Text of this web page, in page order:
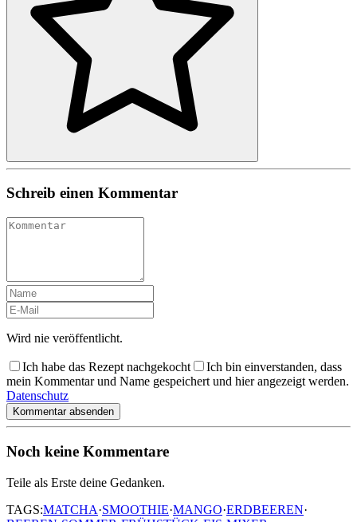
Schreib einen Kommentar
Wird nie veröffentlicht.
Ich habe das Rezept nachgekocht
Ich bin einverstanden, dass
mein Kommentar und Name gespeichert und hier angezeigt werden.
Datenschutz
Kommentar absenden
Noch keine Kommentare
Teile als Erste deine Gedanken.
TAGS:MATCHA·SMOOTHIE·MANGO·ERDBEEREN·